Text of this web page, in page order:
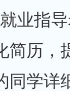
业指
简历，
同学详